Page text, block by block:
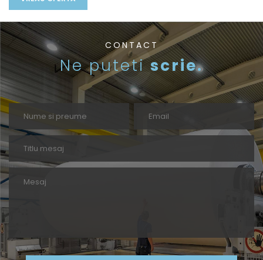
CONTACT
Ne putetiscrie.